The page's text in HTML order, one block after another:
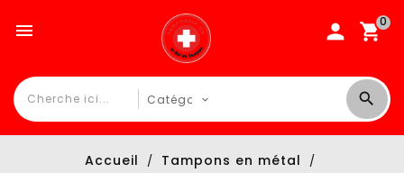
0

Accueil
Tampons en métal